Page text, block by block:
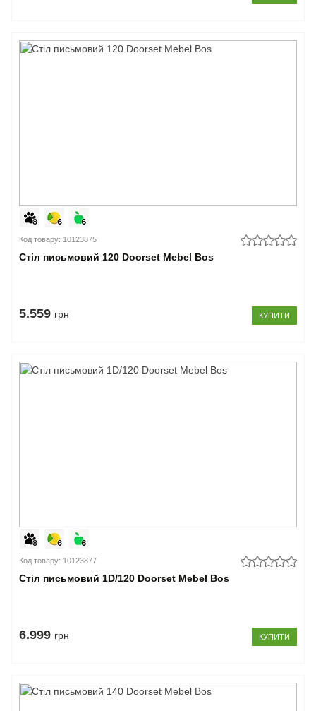
Код товару: 10123875
Стіл письмовий 120 Doorset Mebel Bos
5.559 грн КУПИТИ
Код товару: 10123877
Стіл письмовий 1D/120 Doorset Mebel Bos
6.999 грн КУПИТИ